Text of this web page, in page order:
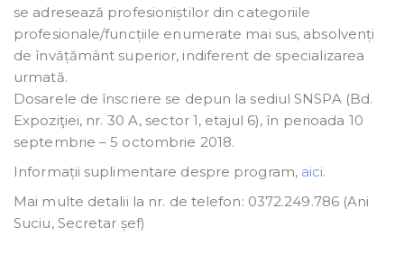
se adresează profesioniștilor din categoriile
profesionale/funcțiile enumerate mai sus, absolvenți
de învățământ superior, indiferent de specializarea
urmată.
Dosarele de înscriere se depun la sediul SNSPA (Bd.
Expoziţiei, nr. 30 A, sector 1, etajul 6), în perioada 10
septembrie – 5 octombrie 2018.
Informații suplimentare despre program, aici.
Mai multe detalii la nr. de telefon: 0372.249.786 (Ani
Suciu, Secretar șef)